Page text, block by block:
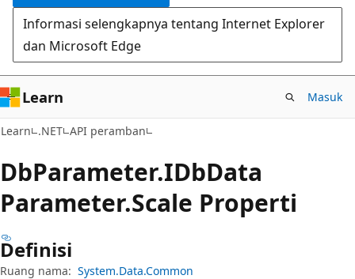
Informasi selengkapnya tentang Internet Explorer
dan Microsoft Edge
Learn Masuk
Learn .NET API peramban
DbParameter.IDbData
Parameter.Scale Properti
Definisi
Ruang nama: System.Data.Common